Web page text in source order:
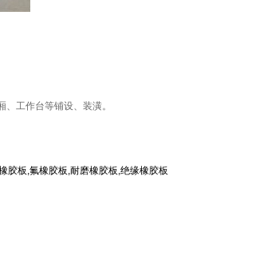
工作台等铺设、装潢。
胶板,氟橡胶板,耐磨橡胶板,绝缘橡胶板